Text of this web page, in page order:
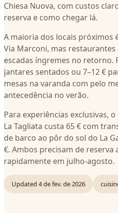
Chiesa Nuova, com custos
reserva e como chegar lá.
A maioria dos locais próximos
Via Marconi, mas
escadas íngremes no retorno.
jantares sentados ou 7–12 €
mesas na varanda com pelo
antecedência no verão.
Para experiências exclusivas,
La Tagliata custa 65 € com
de barco ao pôr do sol do La
€. Ambos precisam de reserva
rapidamente em julho-agosto.
Updated 4 de fev. de 2026